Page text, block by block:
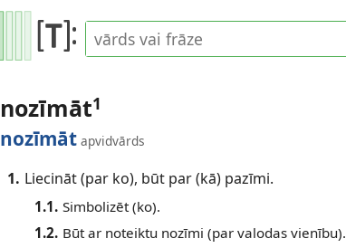
nozīmāt1
nozīmāt apvidvārds
1. Liecināt (par ko), būt par (kā) pazīmi.
1.1. Simbolizēt (ko).
1.2. Būt ar noteiktu nozīmi (par valodas vienību).